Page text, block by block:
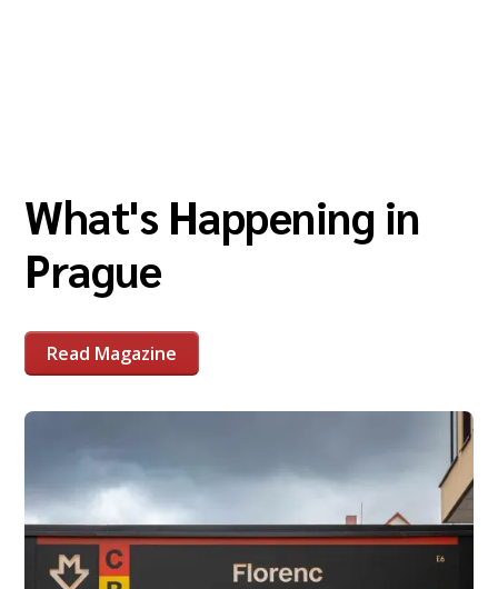
What's Happening in
Prague
Read Magazine